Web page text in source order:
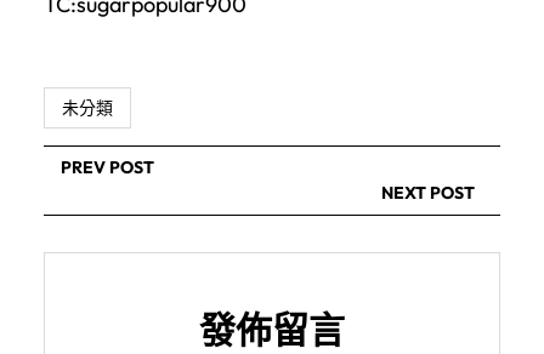
未分類
PREV POST
NEXT POST
發佈留言